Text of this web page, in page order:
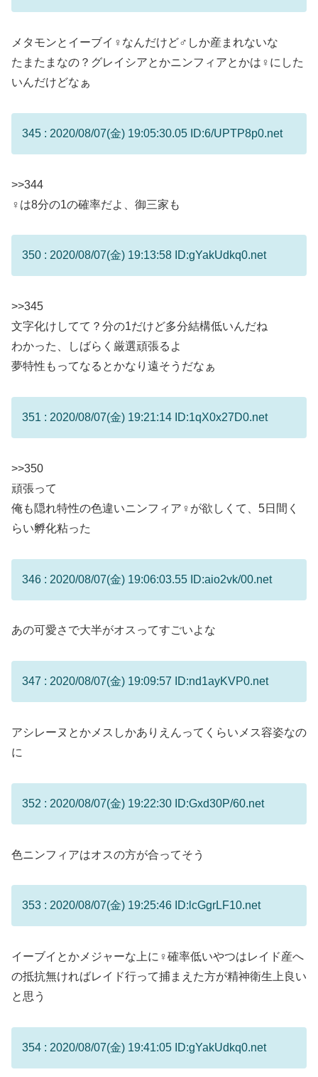
メタモンとイーブイ♀なんだけど♂しか産まれないな
たまたまなの？グレイシアとかニンフィアとかは♀にした
いんだけどなぁ
345 : 2020/08/07(金) 19:05:30.05 ID:6/UPTP8p0.net
>>344
♀は8分の1の確率だよ、御三家も
350 : 2020/08/07(金) 19:13:58 ID:gYakUdkq0.net
>>345
文字化けしてて？分の1だけど多分結構低いんだね
わかった、しばらく厳選頑張るよ
夢特性もってなるとかなり遠そうだなぁ
351 : 2020/08/07(金) 19:21:14 ID:1qX0x27D0.net
>>350
頑張って
俺も隠れ特性の色違いニンフィア♀が欲しくて、5日間く
らい孵化粘った
346 : 2020/08/07(金) 19:06:03.55 ID:aio2vk/00.net
あの可愛さで大半がオスってすごいよな
347 : 2020/08/07(金) 19:09:57 ID:nd1ayKVP0.net
アシレーヌとかメスしかありえんってくらいメス容姿なの
に
352 : 2020/08/07(金) 19:22:30 ID:Gxd30P/60.net
色ニンフィアはオスの方が合ってそう
353 : 2020/08/07(金) 19:25:46 ID:lcGgrLF10.net
イーブイとかメジャーな上に♀確率低いやつはレイド産へ
の抵抗無ければレイド行って捕まえた方が精神衛生上良い
と思う
354 : 2020/08/07(金) 19:41:05 ID:gYakUdkq0.net